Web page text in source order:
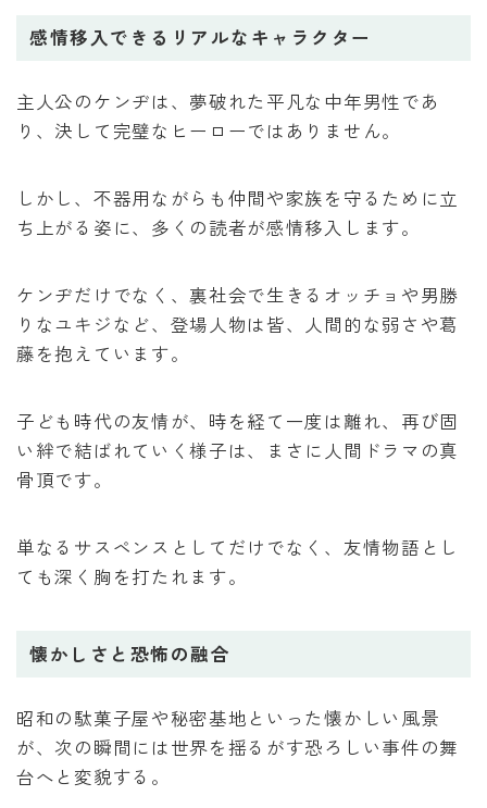
感情移入できるリアルなキャラクター
主人公のケンヂは、夢破れた平凡な中年男性であ
り、決して完璧なヒーローではありません。
しかし、不器用ながらも仲間や家族を守るために立
ち上がる姿に、多くの読者が感情移入します。
ケンヂだけでなく、裏社会で生きるオッチョや男勝
りなユキジなど、登場人物は皆、人間的な弱さや葛
藤を抱えています。
子ども時代の友情が、時を経て一度は離れ、再び固
い絆で結ばれていく様子は、まさに人間ドラマの真
骨頂です。
単なるサスペンスとしてだけでなく、友情物語とし
ても深く胸を打たれます。
懐かしさと恐怖の融合
昭和の駄菓子屋や秘密基地といった懐かしい風景
が、次の瞬間には世界を揺るがす恐ろしい事件の舞
台へと変貌する。